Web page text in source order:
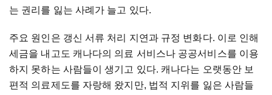
는 권리를 잃는 사례가 늘고 있다.
주요 원인은 갱신 서류 처리 지연과 규정 변화다. 이로 인해
세금을 내고도 캐나다의 의료 서비스나 공공서비스를 이용
하지 못하는 사람들이 생기고 있다. 캐나다는 오랫동안 보
편적 의료제도를 자랑해 왔지만, 법적 지위를 잃은 사람들